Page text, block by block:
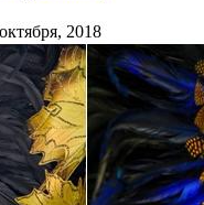
2018